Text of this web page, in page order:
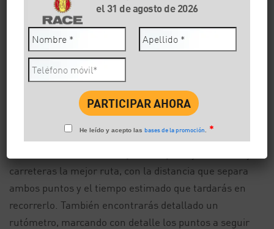
Conducción
Viaja de forma y segura, evita atascos, y dispón de
toda la información que necesitas en tus
desplazamientos.
Pon el punto de partida que elijas y el destino, y te
carreteras la mejor ruta, con la distancia que separa
ambos puntos y el tiempo estimado que tardarás en
recorrerlo. También encontrarás detallado un
rutómetro, marcando con detalle los puntos a seguir
el 31 de agosto de 2026
He leído y acepto las bases de la promoción. *